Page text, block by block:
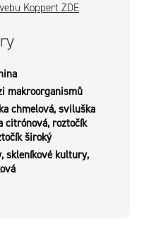
Koppert ZDE
makroorganismů
chmelová, sviluška
citrónová, roztočík
široký
skleníkové kultury,